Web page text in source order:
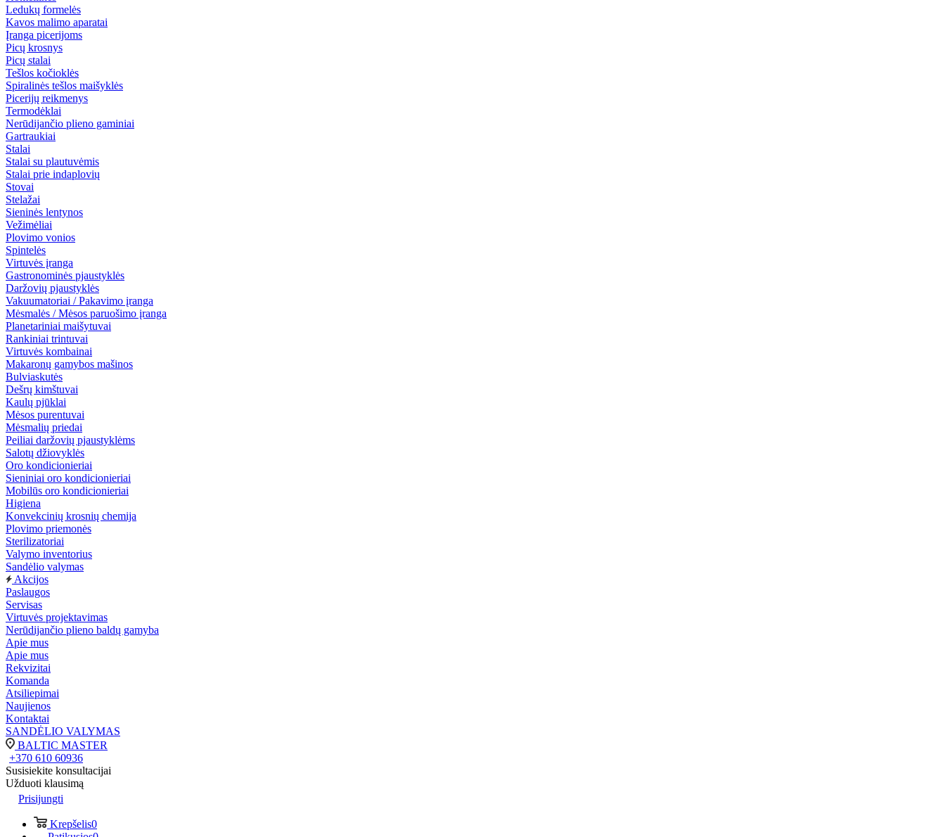
Ledukų formelės
Kavos malimo aparatai
Įranga picerijoms
Picų krosnys
Picų stalai
Tešlos kočioklės
Spiralinės tešlos maišyklės
Picerijų reikmenys
Termodėklai
Nerūdijančio plieno gaminiai
Gartraukiai
Stalai
Stalai su plautuvėmis
Stalai prie indaplovių
Stovai
Stelažai
Sieninės lentynos
Vežimėliai
Plovimo vonios
Spintelės
Virtuvės įranga
Gastronominės pjaustyklės
Daržovių pjaustyklės
Vakuumatoriai / Pakavimo įranga
Mėsmalės / Mėsos paruošimo įranga
Planetariniai maišytuvai
Rankiniai trintuvai
Virtuvės kombainai
Makaronų gamybos mašinos
Bulviaskutės
Dešrų kimštuvai
Kaulų pjūklai
Mėsos purentuvai
Mėsmalių priedai
Peiliai daržovių pjaustyklėms
Salotų džiovyklės
Oro kondicionieriai
Sieniniai oro kondicionieriai
Mobilūs oro kondicionieriai
Higiena
Konvekcinių krosnių chemija
Plovimo priemonės
Sterilizatoriai
Valymo inventorius
Sandėlio valymas
Akcijos
Paslaugos
Servisas
Virtuvės projektavimas
Nerūdijančio plieno baldų gamyba
Apie mus
Apie mus
Rekvizitai
Komanda
Atsiliepimai
Naujienos
Kontaktai
SANDĖLIO VALYMAS
BALTIC MASTER
+370 610 60936
Susisiekite konsultacijai
Užduoti klausimą
Prisijungti
Krepšelis0